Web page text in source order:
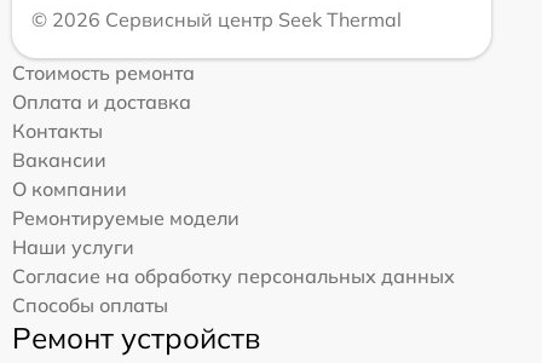
© 2026 Сервисный центр Seek Thermal
Стоимость ремонта
Оплата и доставка
Контакты
Вакансии
О компании
Ремонтируемые модели
Наши услуги
Согласие на обработку персональных данных
Способы оплаты
Ремонт устройств